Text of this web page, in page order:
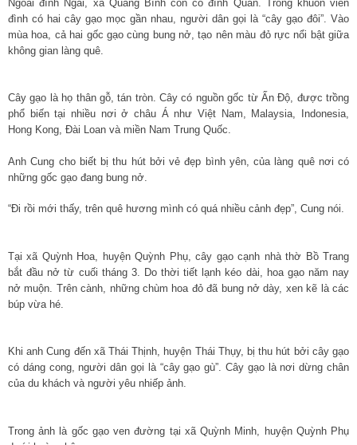
Ngoài đình Ngái, xã Quang Bình còn có đình Quán. Trong khuôn viên
đình có hai cây gạo mọc gần nhau, người dân gọi là “cây gạo đôi”. Vào
mùa hoa, cả hai gốc gạo cùng bung nở, tạo nên màu đỏ rực nổi bật giữa
không gian làng quê.
Cây gạo là họ thân gỗ, tán tròn. Cây có nguồn gốc từ Ấn Độ, được trồng
phổ biến tại nhiều nơi ở châu Á như Việt Nam, Malaysia, Indonesia,
Hong Kong, Đài Loan và miền Nam Trung Quốc.
Anh Cung cho biết bị thu hút bởi vẻ đẹp bình yên, của làng quê nơi có
những gốc gạo đang bung nở.
“Đi rồi mới thấy, trên quê hương mình có quá nhiều cảnh đẹp”, Cung nói.
Tại xã Quỳnh Hoa, huyện Quỳnh Phụ, cây gạo cạnh nhà thờ Bồ Trang
bắt đầu nở từ cuối tháng 3. Do thời tiết lạnh kéo dài, hoa gạo năm nay
nở muộn. Trên cành, những chùm hoa đỏ đã bung nở dày, xen kẽ là các
búp vừa hé.
Khi anh Cung đến xã Thái Thịnh, huyện Thái Thụy, bị thu hút bởi cây gạo
có dáng cong, người dân gọi là “cây gạo gù”. Cây gạo là nơi dừng chân
của du khách và người yêu nhiếp ảnh.
Trong ảnh là gốc gạo ven đường tại xã Quỳnh Minh, huyện Quỳnh Phụ